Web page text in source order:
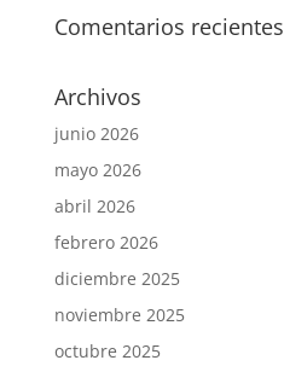
Comentarios recientes
Archivos
junio 2026
mayo 2026
abril 2026
febrero 2026
diciembre 2025
noviembre 2025
octubre 2025